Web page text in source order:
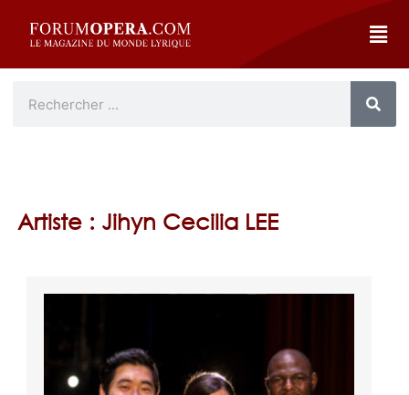
Artiste : Jihyn Cecilia LEE